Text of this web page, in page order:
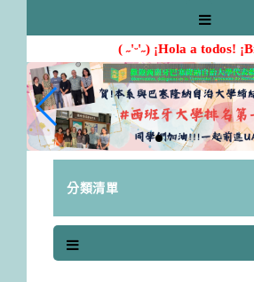
( ˶'ᵕ'˶) ¡Hola a todos!
分類清單